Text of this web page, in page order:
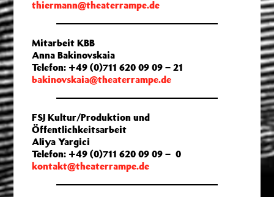
thiermann@theaterrampe.de
Mitarbeit KBB
Anna Bakinovskaia
Telefon: +49 (0)711 620 09 09 – 21
bakinovskaia@theaterrampe.de
FSJ Kultur/Produktion und
Öffentlichkeitsarbeit
Aliya Yargici
Telefon: +49 (0)711 620 09 09 – 0
kontakt@theaterrampe.de